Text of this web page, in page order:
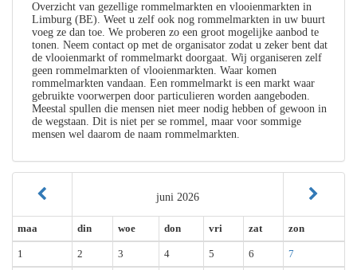
Overzicht van gezellige rommelmarkten en vlooienmarkten in
Limburg (BE). Weet u zelf ook nog rommelmarkten in uw buurt
voeg ze dan toe. We proberen zo een groot mogelijke aanbod te
tonen. Neem contact op met de organisator zodat u zeker bent dat
de vlooienmarkt of rommelmarkt doorgaat. Wij organiseren zelf
geen rommelmarkten of vlooienmarkten. Waar komen
rommelmarkten vandaan. Een rommelmarkt is een markt waar
gebruikte voorwerpen door particulieren worden aangeboden.
Meestal spullen die mensen niet meer nodig hebben of gewoon in
de wegstaan. Dit is niet per se rommel, maar voor sommige
mensen wel daarom de naam rommelmarkten.
juni 2026
maa din woe don vri zat zon
1 2 3 4 5 6 7